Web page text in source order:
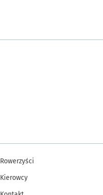
Rowerzyści
Kierowcy